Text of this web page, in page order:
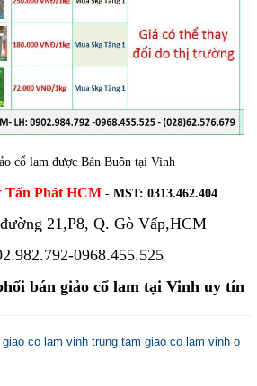
cổ lam được Bán Buôn tại Vinh
Tấn Phát HCM - MST: 0313.462.404
21,P8, Q. Gò Vấp,HCM
0968.455.525
bán giảo cổ lam tại Vinh uy tín
giao co lam vinh trung tam giao co lam vinh o